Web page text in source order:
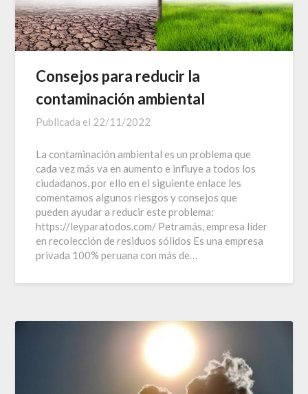
Consejos para reducir la
contaminación ambiental
Publicada el 22/11/2022
La contaminación ambiental es un problema que
cada vez más va en aumento e influye a todos los
ciudadanos, por ello en el siguiente enlace les
comentamos algunos riesgos y consejos que
pueden ayudar a reducir este problema:
https://leyparatodos.com/ Petramás, empresa líder
en recolección de residuos sólidos Es una empresa
privada 100% peruana con más de…